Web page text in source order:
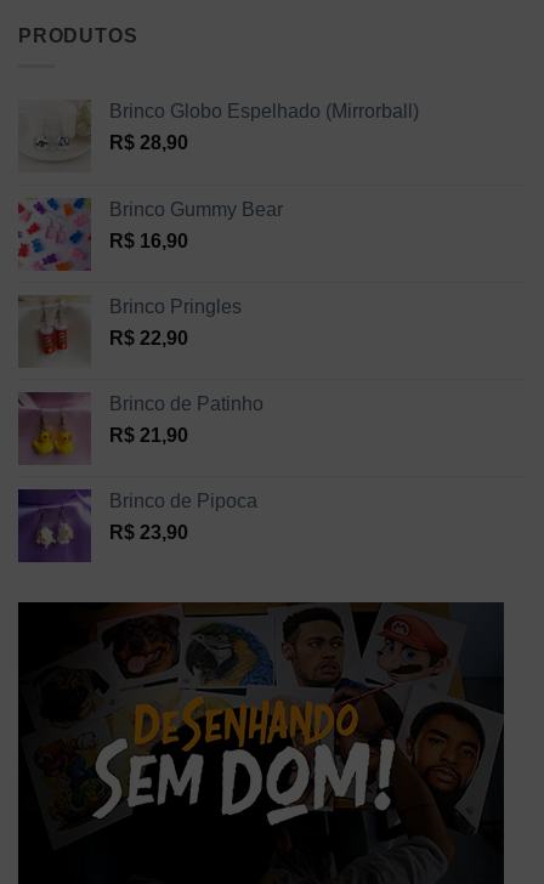
PRODUTOS
Brinco Globo Espelhado (Mirrorball)
R$ 28,90
Brinco Gummy Bear
R$ 16,90
Brinco Pringles
R$ 22,90
Brinco de Patinho
R$ 21,90
Brinco de Pipoca
R$ 23,90